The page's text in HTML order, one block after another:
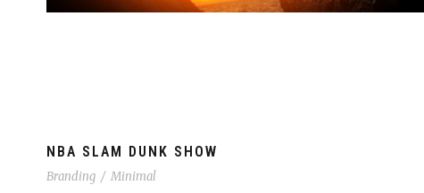
NBA SLAM DUNK SHOW
Branding / Minimal